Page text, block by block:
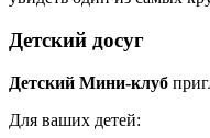
Детский досуг
Детский Мини-клуб
Для ваших детей: